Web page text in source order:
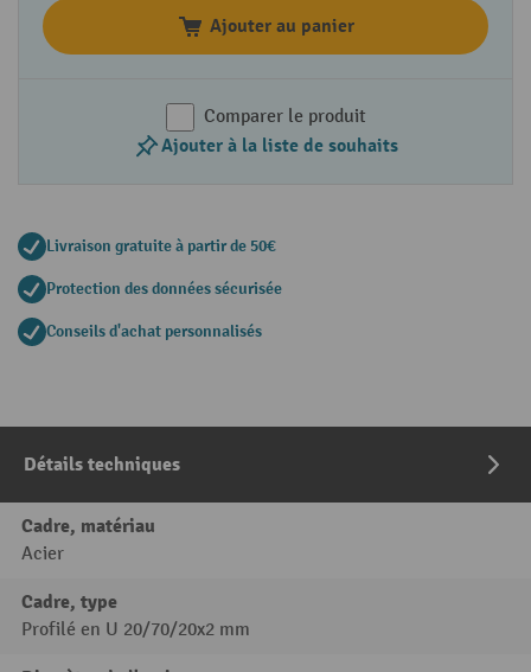
Ajouter au panier
Comparer le produit
Ajouter à la liste de souhaits
Livraison gratuite à partir de 50€
Protection des données sécurisée
Conseils d'achat personnalisés
Détails techniques
Cadre, matériau
Acier
Cadre, type
Profilé en U 20/70/20x2 mm